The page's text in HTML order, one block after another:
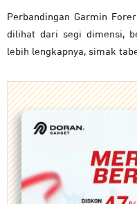
Perbandingan Garmin
dilihat dari segi dimensi,
lebih lengkapnya, simak